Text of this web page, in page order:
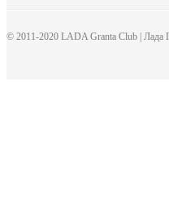
© 2011-2020 LADA Granta Club | Лада